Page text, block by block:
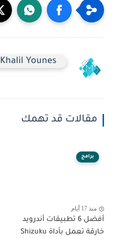
Khalil Younes
مقالات قد تهمك
برامج
منذ 17 أيام
أفضل 6 تطبيقات أندرويد
خارقة تعمل بأداة Shizuku